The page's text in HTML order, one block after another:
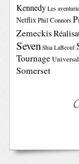
Kennedy Les
NetflixPhil Connors
Zemeckis
Seven Shia LaBeouf
TournageUniversal
Somerset